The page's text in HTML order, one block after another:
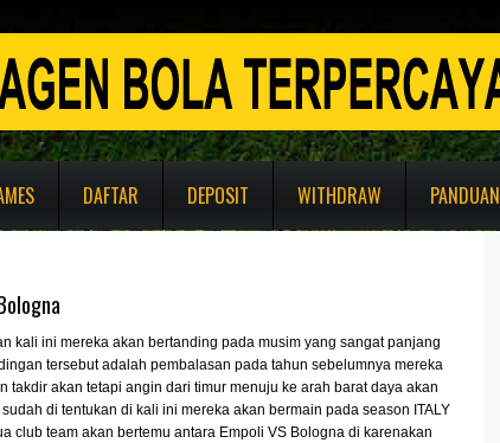
DAFTAR DEPOSIT WITHDRAW PANDUAN
kali ini mereka akan bertanding pada musim yang sangat panjang
tersebut adalah pembalasan pada tahun sebelumnya mereka
takdir akan tetapi angin dari timur menuju ke arah barat daya akan
di tentukan di kali ini mereka akan bermain pada season ITALY
club team akan bertemu antara Empoli VS Bologna di karenakan